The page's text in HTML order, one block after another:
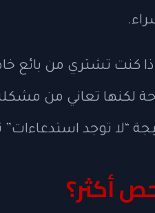
كنت تشتري من
لكنها تعاني من
“لا توجد
أكثر؟